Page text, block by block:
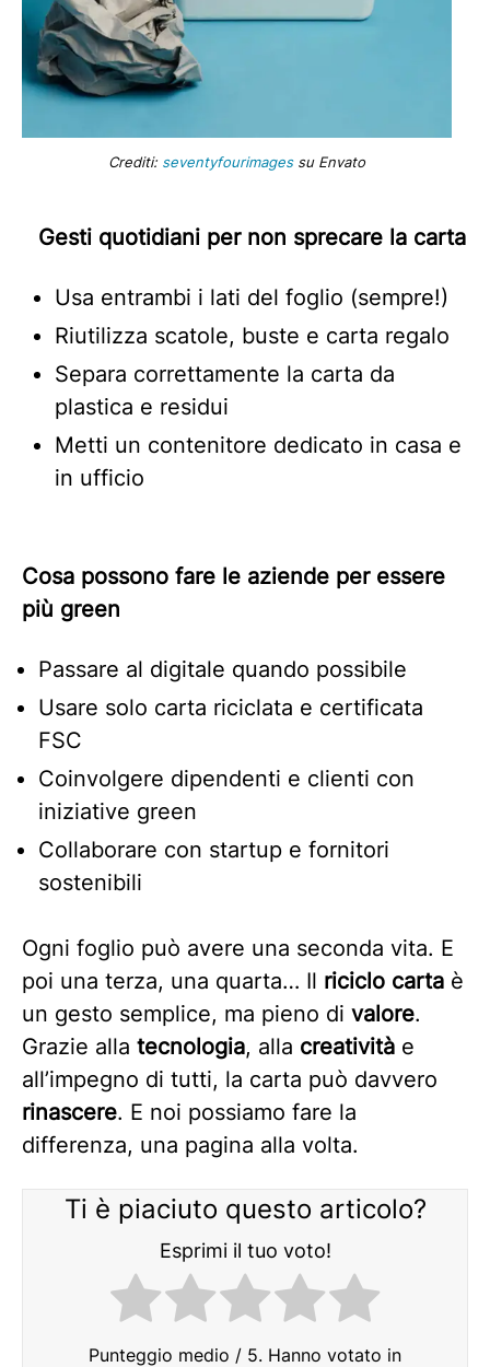
Crediti: seventyfourimagessu Envato
Gesti quotidiani per non sprecare la carta
Usa entrambi i lati del foglio (sempre!)
Riutilizza scatole, buste e carta regalo
Separa correttamente la carta da
plastica e residui
Metti un contenitore dedicato in casa e
in ufficio
Cosa possono fare le aziende per essere
più green
Passare al digitale quando possibile
Usare solo carta riciclata e certificata
FSC
Coinvolgere dipendenti e clienti con
iniziative green
Collaborare con startup e fornitori
sostenibili
Ogni foglio può avere una seconda vita. E
poi una terza, una quarta… Il riciclo carta è
un gesto semplice, ma pieno di valore.
Grazie alla tecnologia, alla creatività e
all’impegno di tutti, la carta può davvero
rinascere. E noi possiamo fare la
differenza, una pagina alla volta.
Ti è piaciuto questo articolo?
Esprimi il tuo voto!
Punteggio medio / 5. Hanno votato in